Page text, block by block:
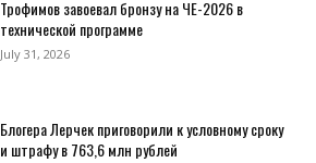
Трофимов завоевал бронзу на ЧЕ-2026 в
технической программе
July 31, 2026
Блогера Лерчек приговорили к условному сроку
и штрафу в 763,6 млн рублей